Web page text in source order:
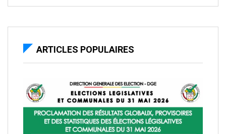
ARTICLES POPULAIRES